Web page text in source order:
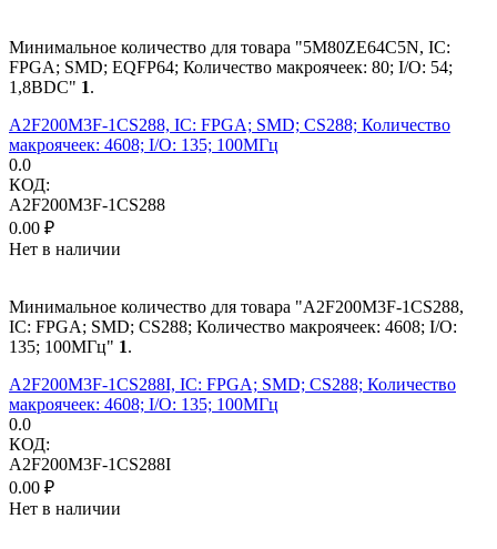
Минимальное количество для товара "5M80ZE64C5N, IC:
FPGA; SMD; EQFP64; Количество макроячеек: 80; I/O: 54;
1,8ВDC" 1.
A2F200M3F-1CS288, IC: FPGA; SMD; CS288; Количество
макроячеек: 4608; I/O: 135; 100МГц
0.0
КОД:
A2F200M3F-1CS288
0.00 ₽
Нет в наличии
Минимальное количество для товара "A2F200M3F-1CS288,
IC: FPGA; SMD; CS288; Количество макроячеек: 4608; I/O:
135; 100МГц" 1.
A2F200M3F-1CS288I, IC: FPGA; SMD; CS288; Количество
макроячеек: 4608; I/O: 135; 100МГц
0.0
КОД:
A2F200M3F-1CS288I
0.00 ₽
Нет в наличии